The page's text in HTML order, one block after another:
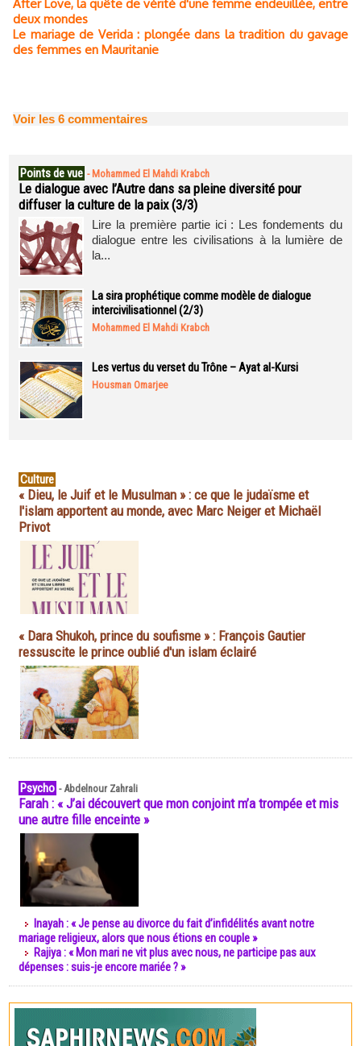
After Love, la quête de vérité d'une femme endeuillée, entre
deux mondes
Le mariage de Verida : plongée dans la tradition du gavage
des femmes en Mauritanie
Voir les 6 commentaires
Points de vue - Mohammed El Mahdi Krabch
Le dialogue avec l’Autre dans sa pleine diversité pour
diffuser la culture de la paix (3/3)
Lire la première partie ici : Les fondements du
dialogue entre les civilisations à la lumière de
la...
La sira prophétique comme modèle de dialogue
intercivilisationnel (2/3)
Mohammed El Mahdi Krabch
Les vertus du verset du Trône – Ayat al-Kursi
Housman Omarjee
Culture
« Dieu, le Juif et le Musulman » : ce que le judaïsme et
l'islam apportent au monde, avec Marc Neiger et Michaël
Privot
« Dara Shukoh, prince du soufisme » : François Gautier
ressuscite le prince oublié d'un islam éclairé
Psycho -Abdelnour Zahrali
Farah : « J’ai découvert que mon conjoint m’a trompée et mis
une autre fille enceinte »
Inayah : « Je pense au divorce du fait d’infidélités avant notre
mariage religieux, alors que nous étions en couple »
Rajiya : « Mon mari ne vit plus avec nous, ne participe pas aux
dépenses : suis-je encore mariée ? »